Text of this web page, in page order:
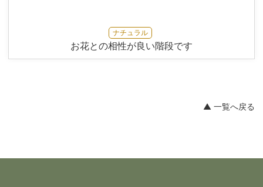
ナチュラル
お花との相性が良い階段です
▲ 一覧へ戻る